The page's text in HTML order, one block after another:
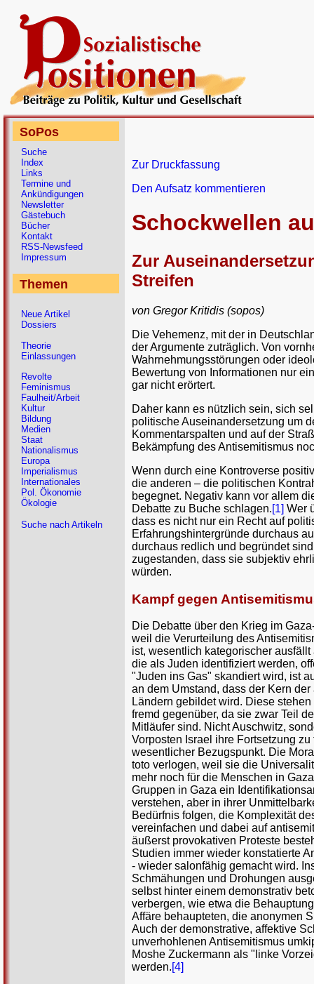
Zur Druckfassung
Den Aufsatz kommentieren
Schockwellen
Zur
Streifen
von Gregor Kritidis (sopos)
Die Vehemenz, mit der in
der Argumente zuträglich. Von
Wahrnehmungsstörungen oder
Bewertung von Informationen nur
gar nicht erörtert.
Daher kann es nützlich sein, sich
politische Auseinandersetzung um
Kommentarspalten und auf der
Bekämpfung des Antisemitismus
Wenn durch eine Kontroverse
die anderen – die politischen
begegnet. Negativ kann vor allem
Debatte zu Buche schlagen.[1] Wer
dass es nicht nur ein Recht auf
Erfahrungshintergründe durchaus
durchaus redlich und begründet
zugestanden, dass sie subjektiv
würden.
Kampf gegen
Die Debatte über den Krieg im
weil die Verurteilung des
ist, wesentlich kategorischer
die als Juden identifiziert werden,
"Juden ins Gas" skandiert wird, ist
an dem Umstand, dass der Kern
Ländern gebildet wird. Diese
fremd gegenüber, da sie zwar Teil
Mitläufer sind. Nicht Auschwitz,
Vorposten Israel ihre Fortsetzung
wesentlicher Bezugspunkt. Die
toto verlogen, weil sie die
mehr noch für die Menschen in
Gruppen in Gaza ein
verstehen, aber in ihrer
Bedürfnis folgen, die Komplexität
vereinfachen und dabei auf
äußerst provokativen Proteste
Studien immer wieder konstatierte
- wieder salonfähig gemacht wird.
Schmähungen und Drohungen
selbst hinter einem demonstrativ
verbergen, wie etwa die
Affäre behaupteten, die anonymen
Auch der demonstrative, affektive
unverhohlenen Antisemitismus
Moshe Zuckermann als "linke
werden.[4]
SoPos
Suche
Index
Links
Termine und
Ankündigungen
Newsletter
Gästebuch
Bücher
Kontakt
RSS-Newsfeed
Impressum
Themen
Neue Artikel
Dossiers
Theorie
Einlassungen
Revolte
Feminismus
Faulheit/Arbeit
Kultur
Bildung
Medien
Staat
Nationalismus
Europa
Imperialismus
Internationales
Pol. Ökonomie
Ökologie
Suche nach Artikeln